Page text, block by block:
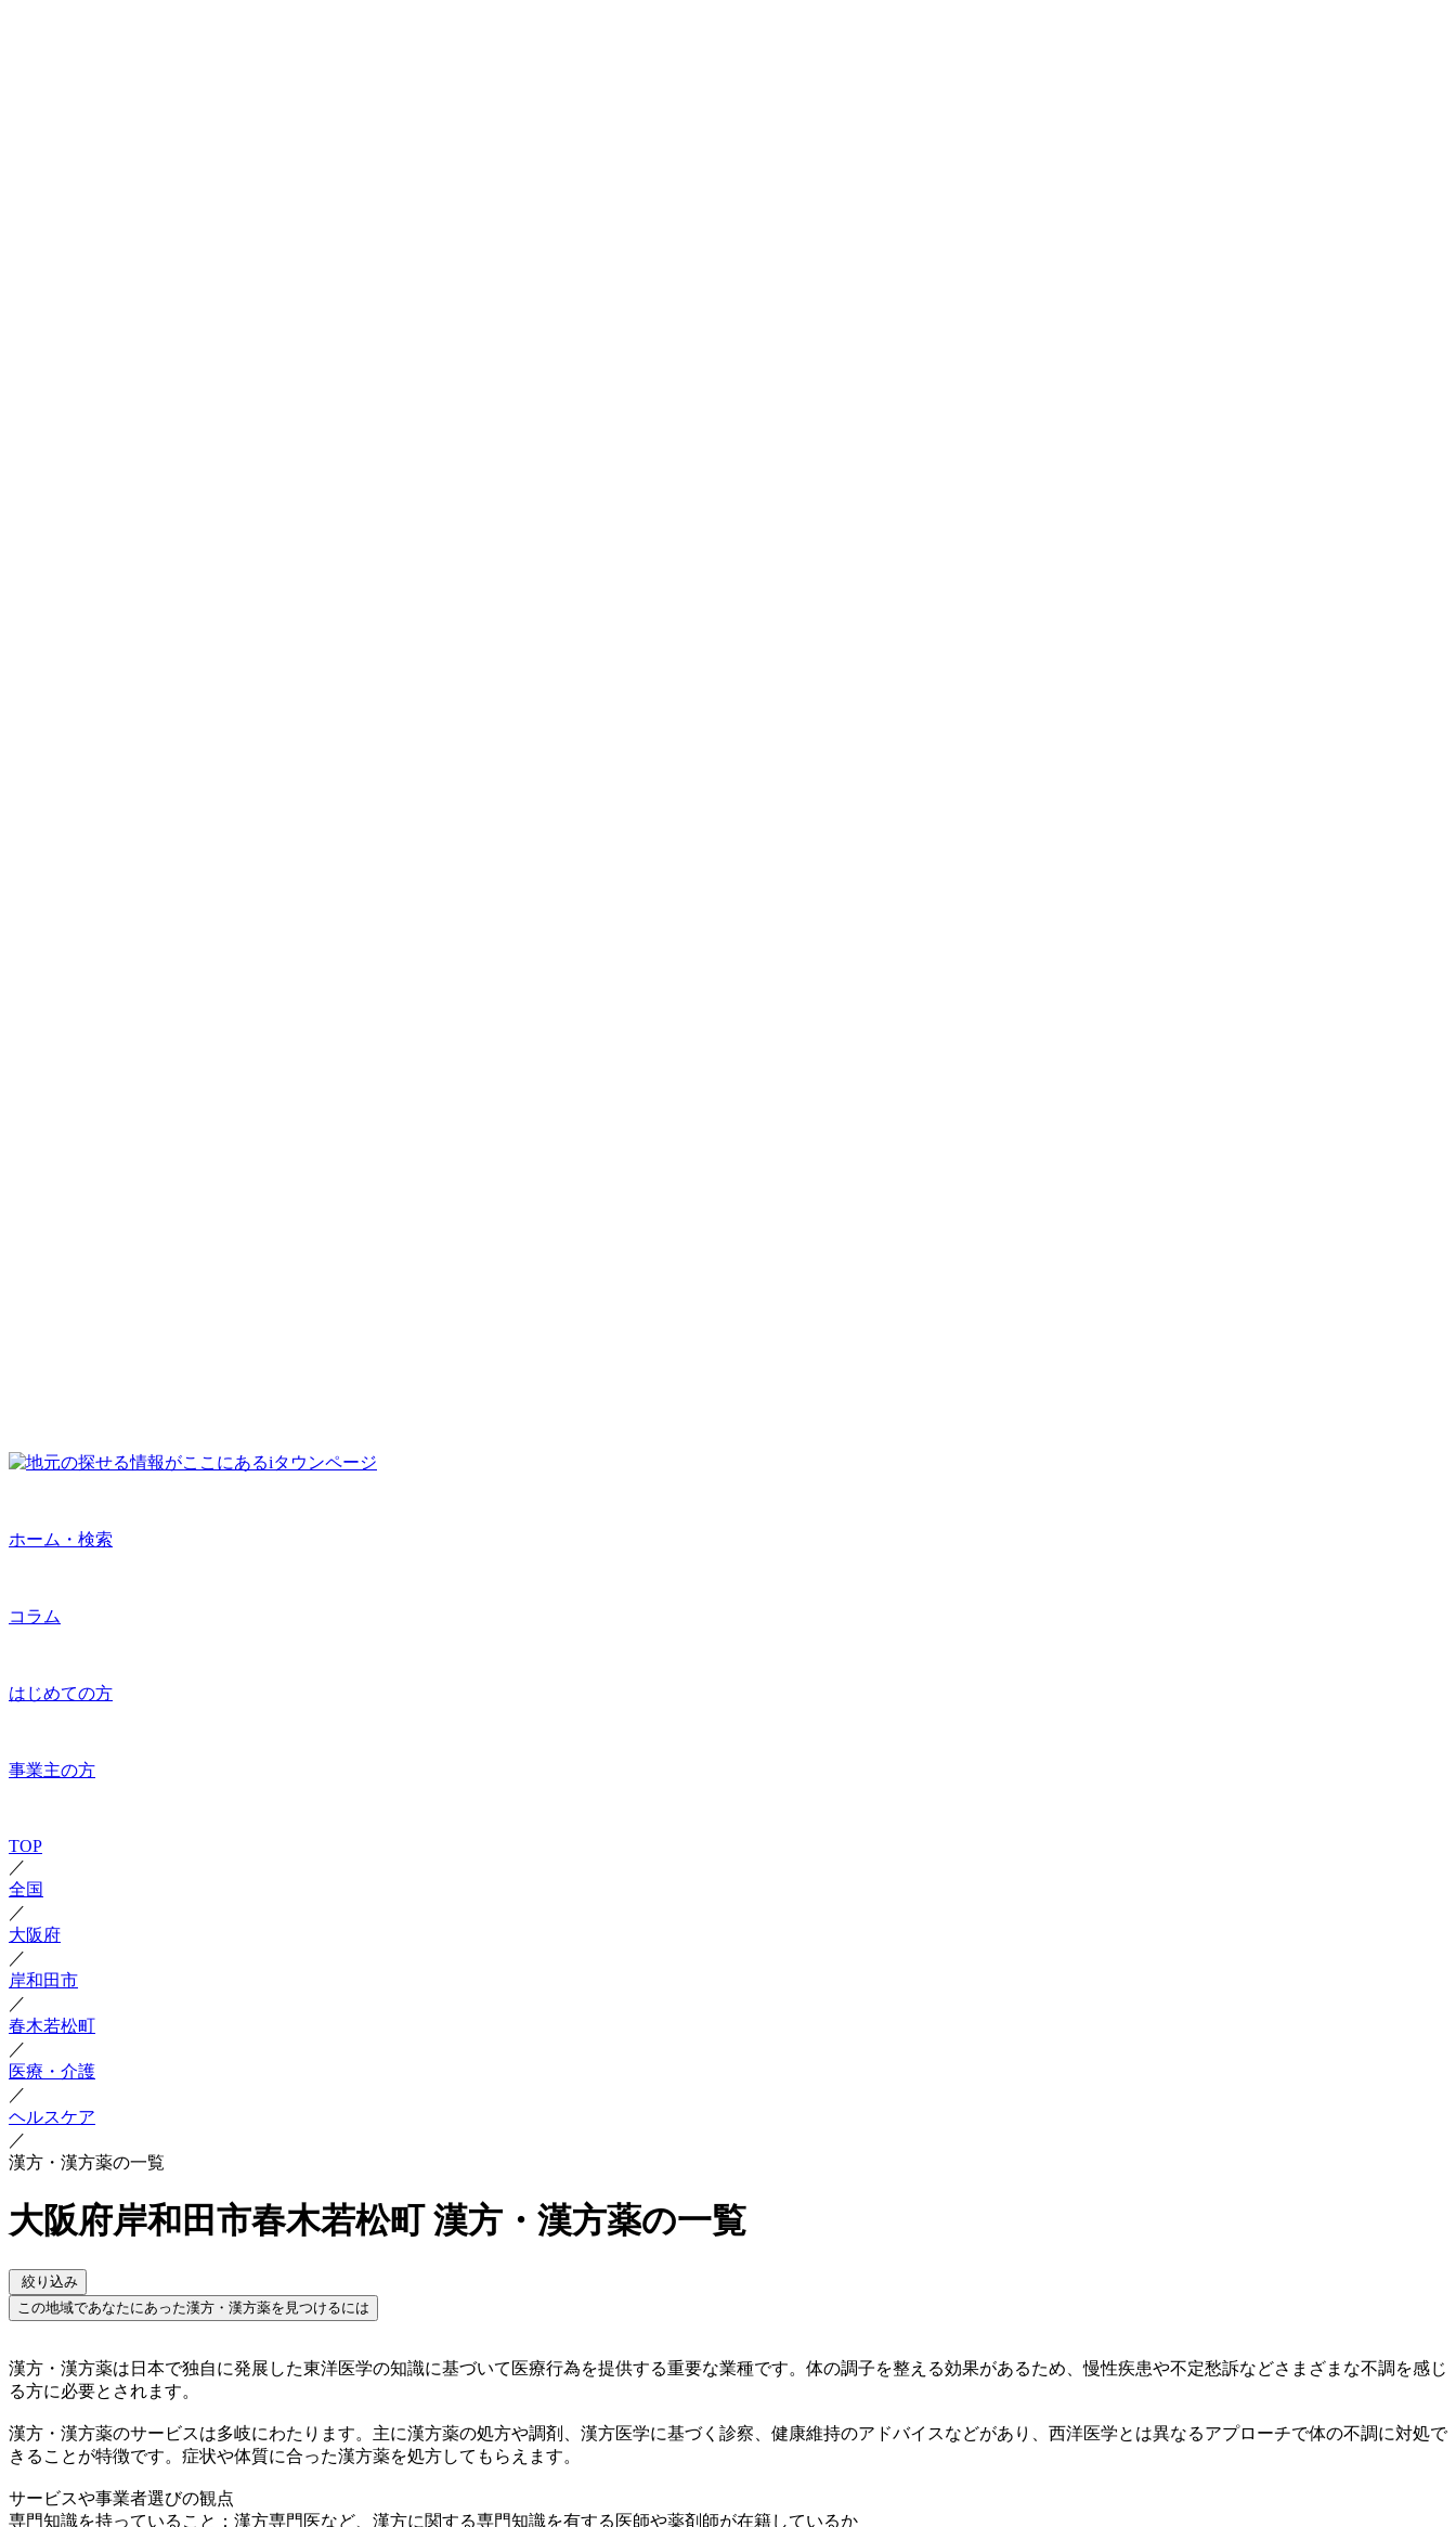
ホーム・検索
コラム
はじめての方
事業主の方
TOP
／
全国
／
大阪府
／
岸和田市
／
春木若松町
／
医療・介護
／
ヘルスケア
／
漢方・漢方薬の一覧
大阪府岸和田市春木若松町 漢方・漢方薬の一覧
絞り込み
この地域であなたにあった漢方・漢方薬を見つけるには
漢方・漢方薬は日本で独自に発展した東洋医学の知識に基づいて医療行為を提供する重要な業種です。体の調子を整える効果があるため、慢性疾患や不定愁訴などさまざまな不調を感じ
る方に必要とされます。
漢方・漢方薬のサービスは多岐にわたります。主に漢方薬の処方や調剤、漢方医学に基づく診察、健康維持のアドバイスなどがあり、西洋医学とは異なるアプローチで体の不調に対処で
きることが特徴です。症状や体質に合った漢方薬を処方してもらえます。
サービスや事業者選びの観点
専門知識を持っていること：漢方専門医など、漢方に関する専門知識を有する医師や薬剤師が在籍しているか